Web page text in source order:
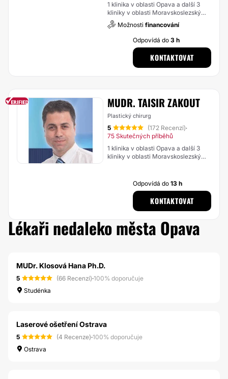
1 klinika v oblasti Opava a další 3
kliniky v oblasti Moravskoslezský
kraj
Možnosti financování
Odpovídá do3 h
KONTAKTOVAT
MUDR. TAISIR ZAKOUT
Plastický chirurg
5 (172 Recenzí)·
75 Skutečných příběhů
1 klinika v oblasti Opava a další 3
kliniky v oblasti Moravskoslezský
Odpovídá do13 h
KONTAKTOVAT
Lékaři nedaleko města Opava
MUDr. Klosová Hana Ph.D.
5 (66 Recenzí)·100% doporučuje
Studénka
Laserové ošetření Ostrava
5 (4 Recenze)·100% doporučuje
Ostrava